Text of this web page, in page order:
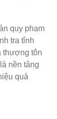
quy phạm
tra tỉnh
thượng tôn
nền tảng
quả